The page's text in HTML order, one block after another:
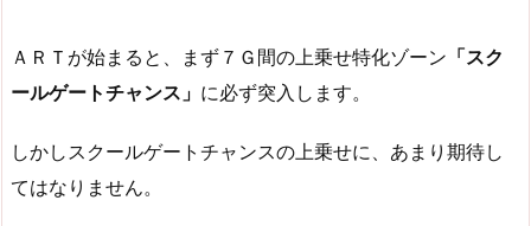
ＡＲＴが始まると、まず７Ｇ間の上乗せ特化ゾーン 「スク
ールゲートチャンス」 に必ず突入します。
しかしスクールゲートチャンスの上乗せに、あまり期待し
てはなりません。